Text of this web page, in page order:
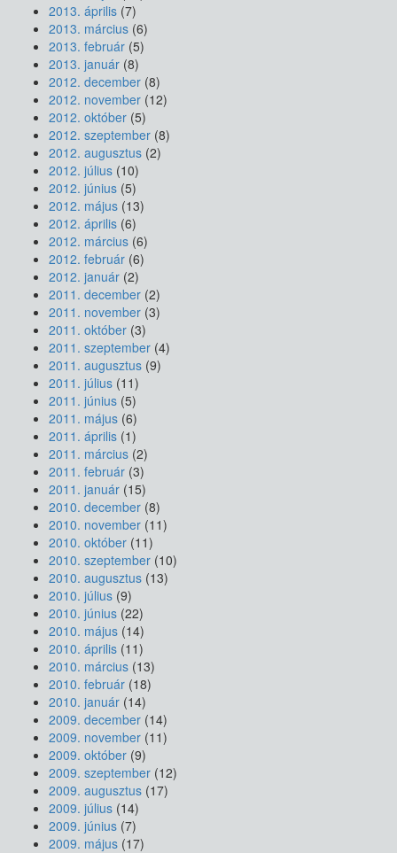
2013. április (7)
2013. március (6)
2013. február (5)
2013. január (8)
2012. december (8)
2012. november (12)
2012. október (5)
2012. szeptember (8)
2012. augusztus (2)
2012. július (10)
2012. június (5)
2012. május (13)
2012. április (6)
2012. március (6)
2012. február (6)
2012. január (2)
2011. december (2)
2011. november (3)
2011. október (3)
2011. szeptember (4)
2011. augusztus (9)
2011. július (11)
2011. június (5)
2011. május (6)
2011. április (1)
2011. március (2)
2011. február (3)
2011. január (15)
2010. december (8)
2010. november (11)
2010. október (11)
2010. szeptember (10)
2010. augusztus (13)
2010. július (9)
2010. június (22)
2010. május (14)
2010. április (11)
2010. március (13)
2010. február (18)
2010. január (14)
2009. december (14)
2009. november (11)
2009. október (9)
2009. szeptember (12)
2009. augusztus (17)
2009. július (14)
2009. június (7)
2009. május (17)